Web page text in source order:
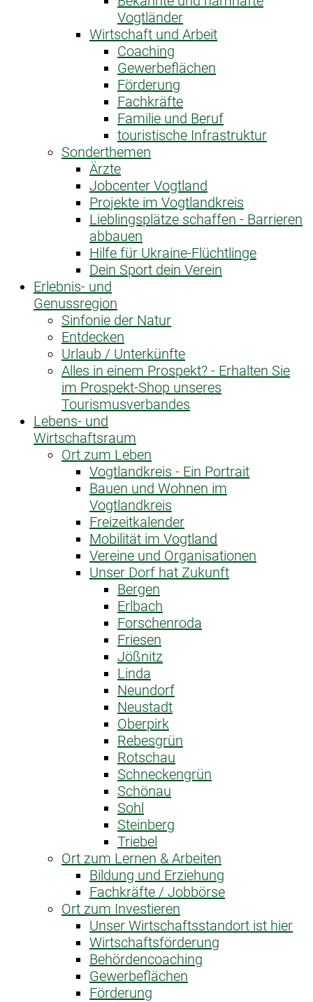
Vogtländer
Wirtschaft und Arbeit
Coaching
Gewerbeflächen
Förderung
Fachkräfte
Familie und Beruf
touristische Infrastruktur
Sonderthemen
Ärzte
Jobcenter Vogtland
Projekte im Vogtlandkreis
Lieblingsplätze schaffen - Barrieren
abbauen
Hilfe für Ukraine-Flüchtlinge
Dein Sport dein Verein
Erlebnis- und
Genussregion
Sinfonie der Natur
Entdecken
Urlaub / Unterkünfte
Alles in einem Prospekt? - Erhalten Sie
im Prospekt-Shop unseres
Tourismusverbandes
Lebens- und
Wirtschaftsraum
Ort zum Leben
Vogtlandkreis - Ein Portrait
Bauen und Wohnen im
Vogtlandkreis
Freizeitkalender
Mobilität im Vogtland
Vereine und Organisationen
Unser Dorf hat Zukunft
Bergen
Erlbach
Forschenroda
Friesen
Jößnitz
Linda
Neundorf
Neustadt
Oberpirk
Rebesgrün
Rotschau
Schneckengrün
Schönau
Sohl
Steinberg
Triebel
Ort zum Lernen & Arbeiten
Bildung und Erziehung
Fachkräfte / Jobbörse
Ort zum Investieren
Unser Wirtschaftsstandort ist hier
Wirtschaftsförderung
Behördencoaching
Gewerbeflächen
Förderung